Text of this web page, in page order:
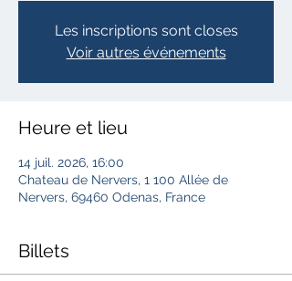
Les inscriptions sont closes
Voir autres événements
Heure et lieu
14 juil. 2026, 16:00
Chateau de Nervers, 1 100 Allée de
Nervers, 69460 Odenas, France
Billets